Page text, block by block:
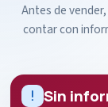
Antes de
contar con
Sin